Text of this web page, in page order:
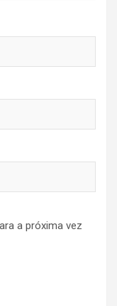
a próxima vez